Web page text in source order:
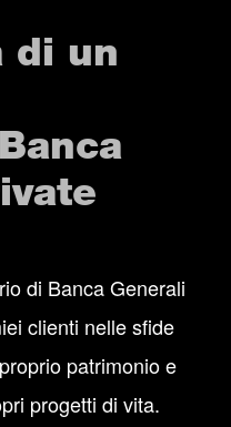
di un
di Banca Generali
clienti nelle sfide
patrimonio e
progetti di vita.